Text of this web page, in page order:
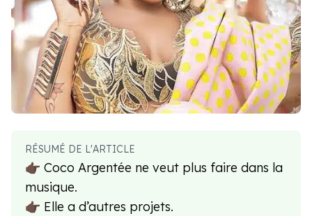
RÉSUMÉ DE L'ARTICLE
👉🏿 Coco Argentée ne veut plus faire dans la
musique.
👉🏿 Elle a d’autres projets.